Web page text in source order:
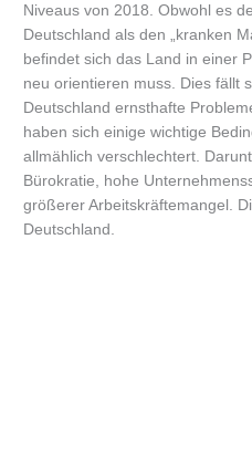
Niveaus von 2018. Obwohl es
Deutschland als den „kranken
befindet sich das Land in einer
neu orientieren muss. Dies fällt
Deutschland ernsthafte
haben sich einige wichtige
allmählich verschlechtert.
Bürokratie, hohe
größerer Arbeitskräftemangel.
Deutschland.